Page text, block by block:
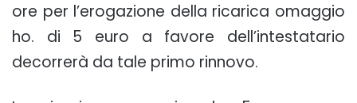
ore per l’erogazione della ricarica omaggio
ho. di 5 euro a favore dell’intestatario
decorrerà da tale primo rinnovo.